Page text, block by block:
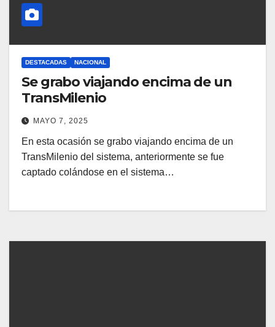
DESTACADAS NACIONAL
Se grabo viajando encima de un
TransMilenio
MAYO 7, 2025
En esta ocasión se grabo viajando encima de un
TransMilenio del sistema, anteriormente se fue
captado colándose en el sistema…